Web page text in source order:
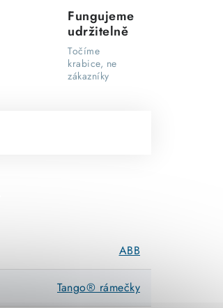
Fungujeme
udržitelně
Točíme
krabice, ne
zákazníky
ABB
Tango® rámečky